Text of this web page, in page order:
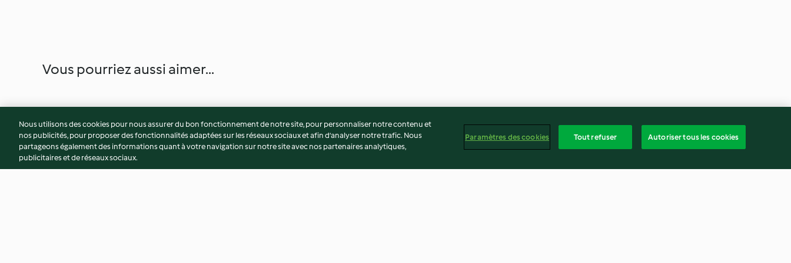
Vous pourriez aussi aimer...
Nous utilisons des cookies pour nous assurer du bon fonctionnement de notre site, pour personnaliser notre contenu et
nos publicités, pour proposer des fonctionnalités adaptées sur les réseaux sociaux et afin d’analyser notre trafic. Nous
partageons également des informations quant à votre navigation sur notre site avec nos partenaires analytiques,
publicitaires et de réseaux sociaux.
Paramètres des cookies Tout refuser Autoriser tous les cookies